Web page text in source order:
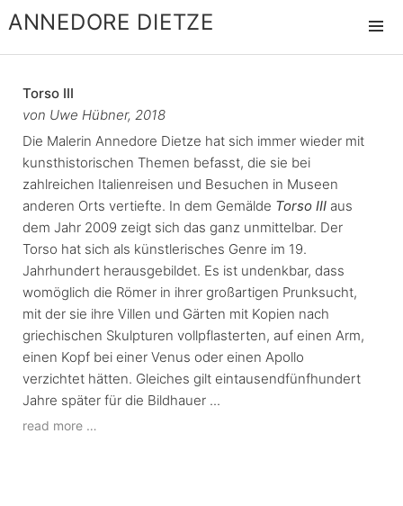
ANNEDORE DIETZE
MENÜ
Torso III
von Uwe Hübner, 2018
Die Malerin Annedore Dietze hat sich immer wieder mit
kunsthistorischen Themen befasst, die sie bei
zahlreichen Italienreisen und Besuchen in Museen
anderen Orts vertiefte. In dem Gemälde Torso III aus
dem Jahr 2009 zeigt sich das ganz unmittelbar. Der
Torso hat sich als künstlerisches Genre im 19.
Jahrhundert herausgebildet. Es ist undenkbar, dass
womöglich die Römer in ihrer großartigen Prunksucht,
mit der sie ihre Villen und Gärten mit Kopien nach
griechischen Skulpturen vollpflasterten, auf einen Arm,
einen Kopf bei einer Venus oder einen Apollo
verzichtet hätten. Gleiches gilt eintausendfünfhundert
Jahre später für die Bildhauer ...
read more …